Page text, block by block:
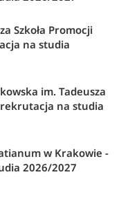
terminów znajdziesz
Szkoła Promocji
na studia
im. Tadeusza
rekrutacja na studia
w Krakowie -
2026/2027